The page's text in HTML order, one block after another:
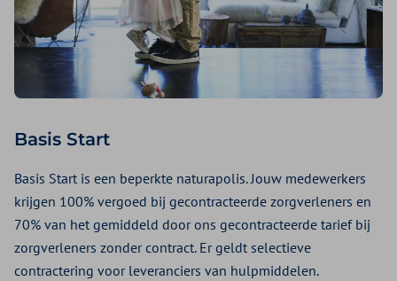
Basis Start
Basis Start is een beperkte naturapolis. Jouw medewerkers
krijgen 100% vergoed bij gecontracteerde zorgverleners en
70% van het gemiddeld door ons gecontracteerde tarief bij
zorgverleners zonder contract. Er geldt selectieve
contractering voor leveranciers van hulpmiddelen.